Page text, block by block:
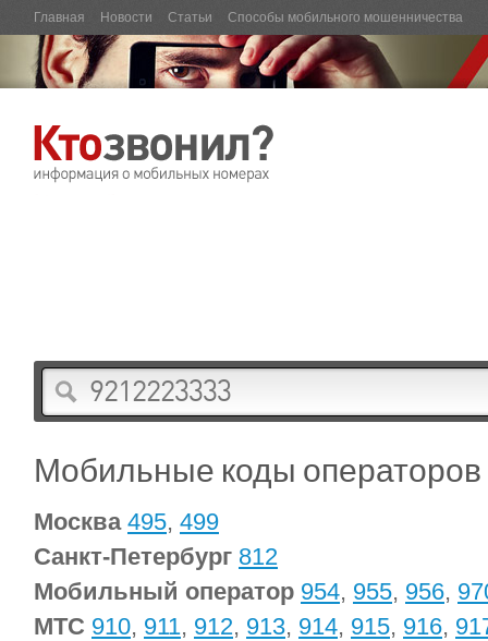
Главная Новости Статьи Способы мобильного мошенничества
Мобильные коды операторов
Москва 495, 499
Санкт-Петербург 812
Мобильный оператор 954, 955, 956,
МТС 910, 911, 912, 913, 914, 915, 916,